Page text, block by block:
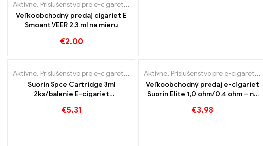
Aktívne, Príslušenstvo pre e-cigarety ,
Veľkoobchodný predaj cigariet E
Smoant VEER 2,3 ml na mieru
€2.00
Aktívne, Príslušenstvo pre e-cigarety ,
Výparník
Suorin Spce Cartridge 3ml
2ks/balenie E-cigariet
€5.31
Aktívne, Príslušenstvo pre e-cigarety ,
Veľkoobchodný predaj e-cigariet
Suorin Elite 1,0 ohm/0,4 ohm – na
€3.98